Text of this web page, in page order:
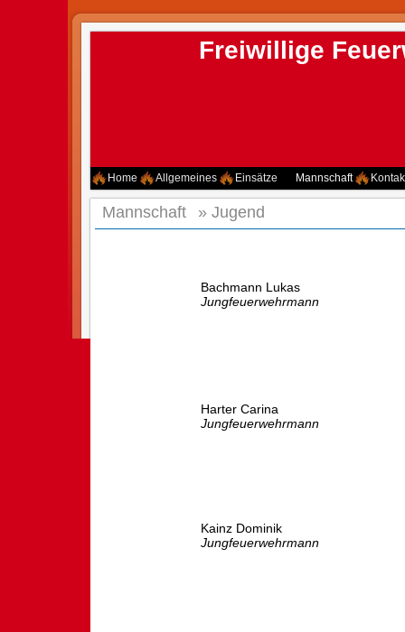
Freiwillige
Home Allgemeines Einsätze Mannschaft
Mannschaft » Jugend
Bachmann Lukas
Jungfeuerwehrmann
Harter Carina
Jungfeuerwehrmann
Kainz Dominik
Jungfeuerwehrmann